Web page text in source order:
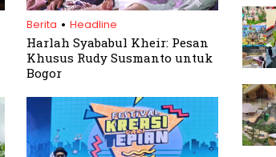
Berita . Headline
Harlah Syababul Kheir: Pesan
Khusus Rudy Susmanto untuk
Bogor